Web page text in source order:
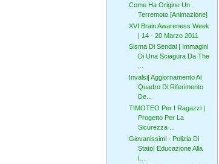
Come Ha Origine Un
Terremoto [Animazione]
XVI Brain Awareness Week
| 14 - 20 Marzo 2011
Sisma Di Sendai | Immagini
Di Una Sciagura Da The
Invalsi| Aggiornamento Al
Quadro Di Riferimento
De...
TIMOTEO Per I Ragazzi |
Progetto Per La
Sicurezza ...
Giovanissimi - Polizia Di
Stato| Educazione Alla
L...